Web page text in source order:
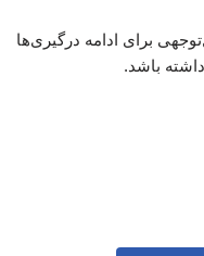
برای ادامه درگیری‌ها
باشد.